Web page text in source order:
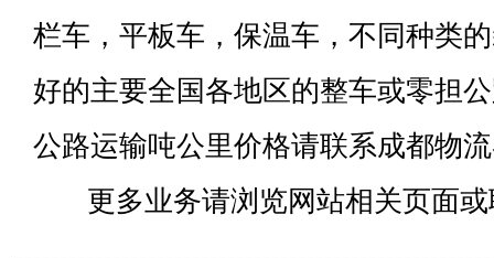
栏车，平板车，保温车，不同种类
好的主要全国各地区的整车或零担
公路运输吨公里价格请联系成都物
更多业务请浏览网站相关页